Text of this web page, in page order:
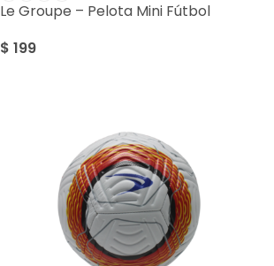
Le Groupe – Pelota Mini Fútbol
$ 199